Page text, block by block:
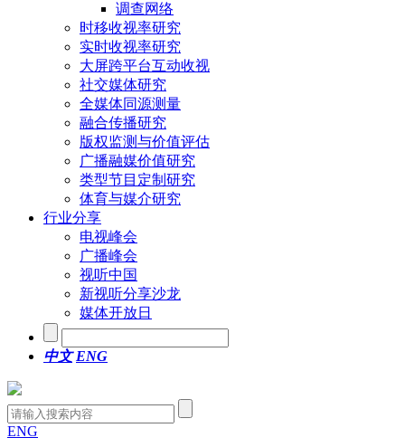
调查网络
时移收视率研究
实时收视率研究
大屏跨平台互动收视
社交媒体研究
全媒体同源测量
融合传播研究
版权监测与价值评估
广播融媒价值研究
类型节目定制研究
体育与媒介研究
行业分享
电视峰会
广播峰会
视听中国
新视听分享沙龙
媒体开放日
中文 ENG
ENG